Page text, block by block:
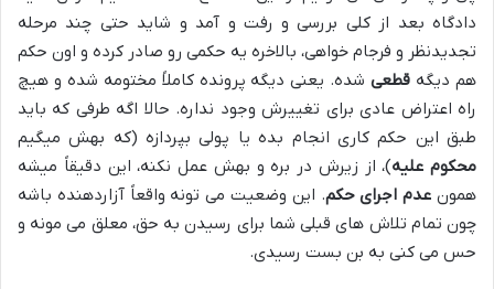
دادگاه بعد از کلی بررسی و رفت و آمد و شاید حتی چند مرحله
تجدیدنظر و فرجام خواهی، بالاخره یه حکمی رو صادر کرده و اون حکم
هم دیگه قطعیشده. یعنی دیگه پرونده کاملاً مختومه شده و هیچ
راه اعتراض عادی برای تغییرش وجود نداره. حالا اگه طرفی که باید
طبق این حکم کاری انجام بده یا پولی بپردازه (که بهش میگیم
محکوم علیه)، از زیرش در بره و بهش عمل نکنه، این دقیقاً میشه
همون عدم اجرای حکم. این وضعیت می تونه واقعاً آزاردهنده باشه
چون تمام تلاش های قبلی شما برای رسیدن به حق، معلق می مونه و
حس می کنی به بن بست رسیدی.